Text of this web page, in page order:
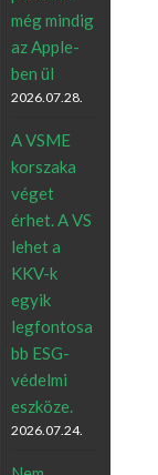
még mindig
az Apple-
ben ül
2026.07.28.
A VSME
korszaka
véget
érhet. A VS
lehet a
KKV-k
egyik
legfontosa
bb ESG-
védelmi
eszköze.
2026.07.24.